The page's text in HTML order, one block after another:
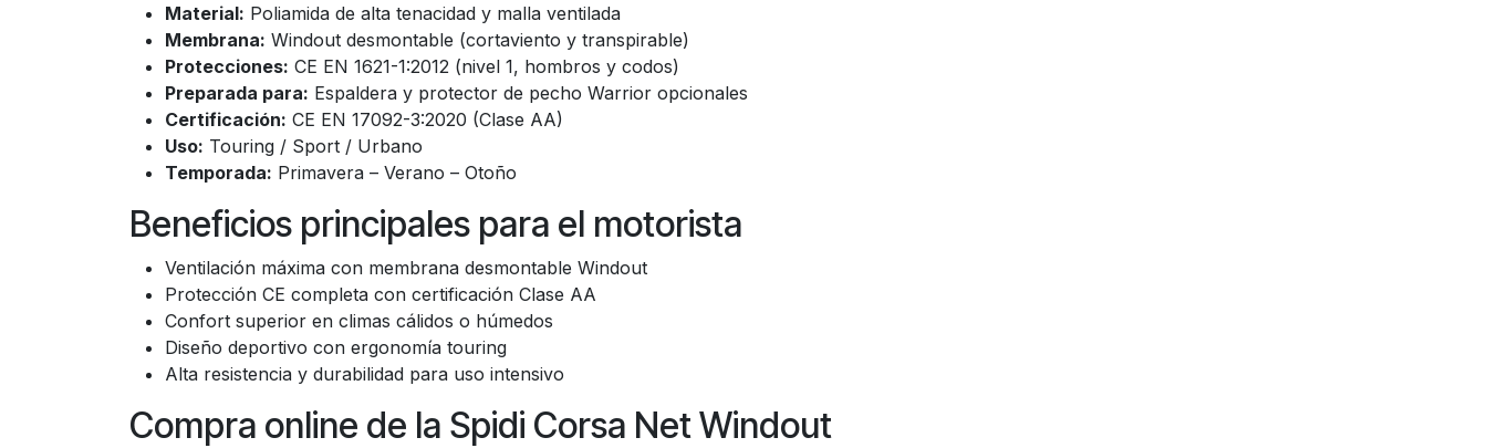
Material: Poliamida de alta tenacidad y malla ventilada
Membrana: Windout desmontable (cortaviento y transpirable)
Protecciones: CE EN 1621-1:2012 (nivel 1, hombros y codos)
Preparada para: Espaldera y protector de pecho Warrior opcionales
Certificación: CE EN 17092-3:2020 (Clase AA)
Uso: Touring / Sport / Urbano
Temporada: Primavera – Verano – Otoño
Beneficios principales para el motorista
Ventilación máxima con membrana desmontable Windout
Protección CE completa con certificación Clase AA
Confort superior en climas cálidos o húmedos
Diseño deportivo con ergonomía touring
Alta resistencia y durabilidad para uso intensivo
Compra online de la Spidi Corsa Net Windout